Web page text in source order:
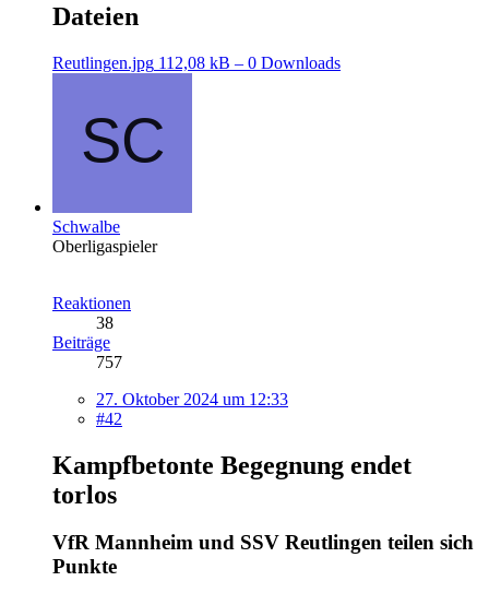
Dateien
Reutlingen.jpg 112,08 kB – 0 Downloads
Schwalbe
Oberligaspieler
Reaktionen
38
Beiträge
757
27. Oktober 2024 um 12:33
#42
Kampfbetonte Begegnung endet
torlos
VfR Mannheim und SSV Reutlingen teilen sich
Punkte